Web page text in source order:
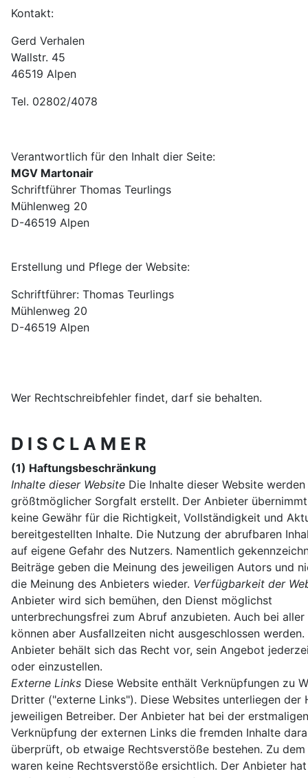
Kontakt:
Gerd Verhalen
Wallstr. 45
46519 Alpen
Tel. 02802/4078
Verantwortlich für den Inhalt dier Seite:
MGV Martonair
Schriftführer Thomas Teurlings
Mühlenweg 20
D-46519 Alpen
Erstellung und Pflege der Website:
Schriftführer: Thomas Teurlings
Mühlenweg 20
D-46519 Alpen
Wer Rechtschreibfehler findet, darf sie behalten.
D I S C L A M E R
(1) Haftungsbeschränkung
Inhalte dieser Website Die Inhalte dieser Website
größtmöglicher Sorgfalt erstellt. Der Anbieter
keine Gewähr für die Richtigkeit, Vollständigkeit und
bereitgestellten Inhalte. Die Nutzung der abrufbaren
auf eigene Gefahr des Nutzers. Namentlich
Beiträge geben die Meinung des jeweiligen Autors und
die Meinung des Anbieters wieder. Verfügbarkeit der
Anbieter wird sich bemühen, den Dienst möglichst
unterbrechungsfrei zum Abruf anzubieten. Auch bei
können aber Ausfallzeiten nicht ausgeschlossen werden.
Anbieter behält sich das Recht vor, sein Angebot
oder einzustellen.
Externe Links Diese Website enthält Verknüpfungen zu
Dritter ("externe Links"). Diese Websites unterliegen der
jeweiligen Betreiber. Der Anbieter hat bei der erstmaligen
Verknüpfung der externen Links die fremden Inhalte
überprüft, ob etwaige Rechtsverstöße bestehen. Zu
waren keine Rechtsverstöße ersichtlich. Der Anbieter